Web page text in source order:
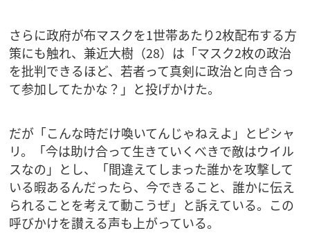
さらに政府が布マスクを1世帯あたり2枚配布する方
策にも触れ、兼近大樹（28）は「マスク2枚の政治
を批判できるほど、若者って真剣に政治と向き合っ
て参加してたかな？」と投げかけた。
だが「こんな時だけ喚いてんじゃねえよ」とピシャ
リ。「今は助け合って生きていくべきで敵はウイル
スなの」とし、「間違えてしまった誰かを攻撃して
いる暇あるんだったら、今できること、誰かに伝え
られることを考えて動こうぜ」と訴えている。この
呼びかけを讃える声も上がっている。